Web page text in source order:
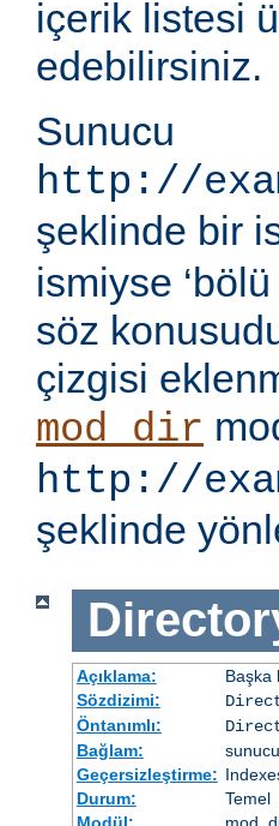
içerik listesi
edebilirsiniz.
Sunucu
http://
şeklinde bir
ismiyse
söz
çizgisi
mod_dir
http://
şeklinde
Açıklama:
Başka
Sözdizimi:
Öntanımlı:
Bağlam:
Geçersizleştirme:
Durum:
Temel